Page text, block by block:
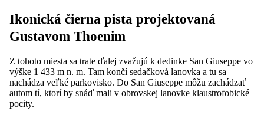
Ikonická čierna pista projektovaná
Gustavom Thoenim
Z tohoto miesta sa trate ďalej zvažujú k dedinke San Giuseppe vo
výške 1 433 m n. m. Tam končí sedačková lanovka a tu sa
nachádza veľké parkovisko. Do San Giuseppe môžu zachádzať
autom tí, ktorí by snáď mali v obrovskej lanovke klaustrofobické
pocity.